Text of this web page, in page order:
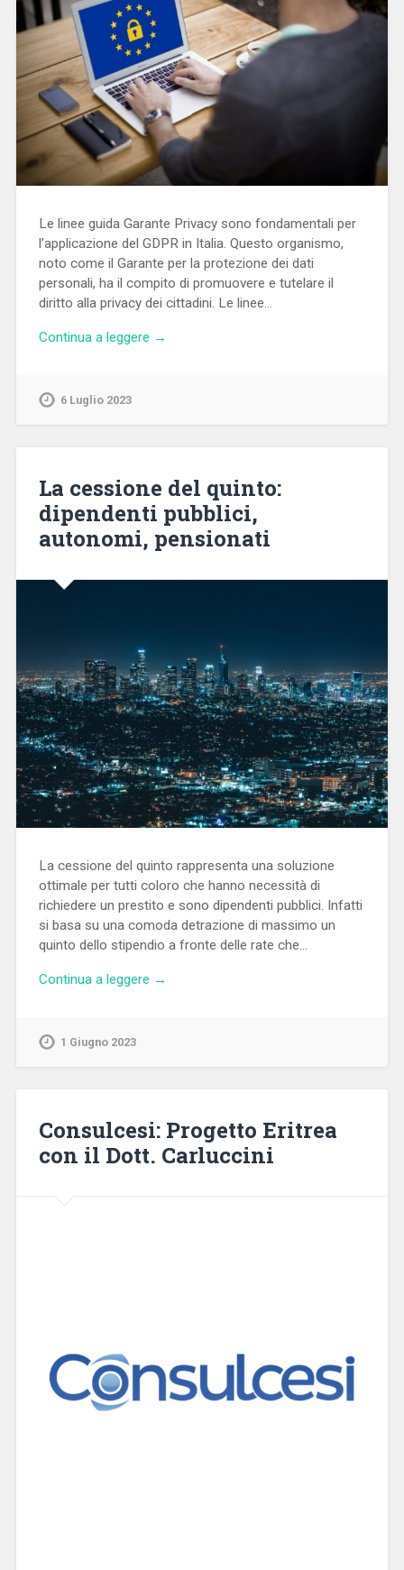
Le linee guida Garante Privacy sono fondamentali per
l’applicazione del GDPR in Italia. Questo organismo,
noto come il Garante per la protezione dei dati
personali, ha il compito di promuovere e tutelare il
diritto alla privacy dei cittadini. Le linee…
Continua a leggere →
6 Luglio 2023
La cessione del quinto:
dipendenti pubblici,
autonomi, pensionati
La cessione del quinto rappresenta una soluzione
ottimale per tutti coloro che hanno necessità di
richiedere un prestito e sono dipendenti pubblici. Infatti
si basa su una comoda detrazione di massimo un
quinto dello stipendio a fronte delle rate che…
Continua a leggere →
1 Giugno 2023
Consulcesi: Progetto Eritrea
con il Dott. Carluccini